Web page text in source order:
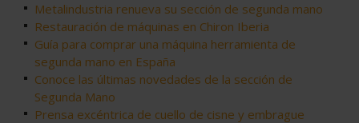
Metalindustria renueva su sección de segunda mano
Restauración de máquinas en Chiron Iberia
Guía para comprar una máquina herramienta de
segunda mano en España
Conoce las últimas novedades de la sección de
Segunda Mano
Prensa excéntrica de cuello de cisne y embrague